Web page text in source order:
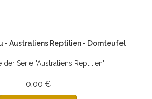
- Australiens Reptilien - Dornteufel
der Serie "Australiens Reptilien"
0,00 €